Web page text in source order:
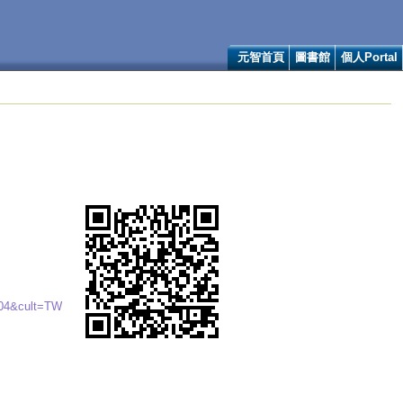
元智首頁 圖書館 個人Portal